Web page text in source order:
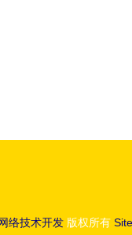
络技术开发 版权所有